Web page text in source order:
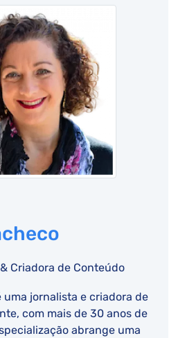
Criadora de Conteúdo
uma jornalista e criadora de
com mais de 30 anos de
abrange uma